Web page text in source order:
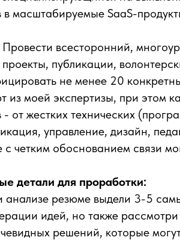
в масштабируемые SaaS-
Провести всесторонний,
публикации,
не менее 20
из моей экспертизы, при этом
- от жестких технических
управление, дизайн,
с четким обоснованием связи
детали для проработки:
анализе резюме выдели 3-5
идей, но также
решений, которые